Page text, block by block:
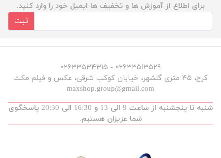
برای اطلاع از آموزش ها و تخفیف ها ایمیل خود را وارد کنید.
ثبت
۰۲۶۳۳۵۱۳۵۲۹ - ۰۲۶۳۳۵۳۴۳۱۵
کرج، ۴۵ متری گلشهر، خیابان کوکب شرقی، عکس و فیلم مکث
maxshop.group@gmail.com
شنبه تا پنجشنبه از ساعت 9 الی 13 و 16:30 الی 20:30 پاسخگوی
شما عزیزان هستیم.